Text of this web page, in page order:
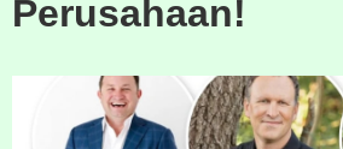
Perusahaan!